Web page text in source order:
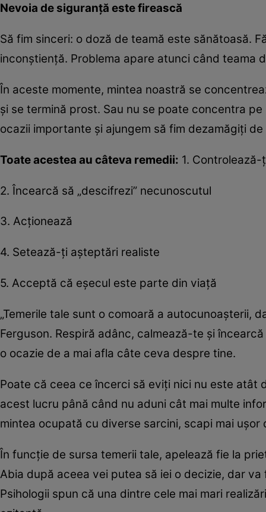
Nevoia de siguranţă este firească
Să fim sinceri: o doză de teamă este sănătoasă.
inconştienţă. Problema apare atunci când teama
În aceste momente, mintea noastră se
şi se termină prost. Sau nu se poate concentra
ocazii importante şi ajungem să fim dezamăgiţi de
Toate acestea au câteva remedii: 1. Controlează-
2. Încearcă să „descifrezi” necunoscutul
3. Acţionează
4. Setează-ţi aşteptări realiste
5. Acceptă că eşecul este parte din viaţă
„Temerile tale sunt o comoară a autocunoaşterii,
Ferguson. Respiră adânc, calmează-te şi
o ocazie de a mai afla câte ceva despre tine.
Poate că ceea ce încerci să eviţi nici nu este
acest lucru până când nu aduni cât mai multe
mintea ocupată cu diverse sarcini, scapi mai uşor
În funcţie de sursa temerii tale, apelează fie la
Abia după aceea vei putea să iei o decizie, dar
Psihologii spun că una dintre cele mai mari